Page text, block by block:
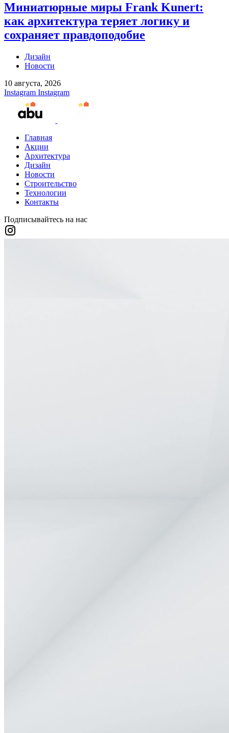
Миниатюрные миры Frank Kunert:
как архитектура теряет логику и
сохраняет правдоподобие
Дизайн
Новости
10 августа, 2026
Instagram Instagram
Главная
Акции
Архитектура
Дизайн
Новости
Строительство
Технологии
Контакты
Подписывайтесь на нас